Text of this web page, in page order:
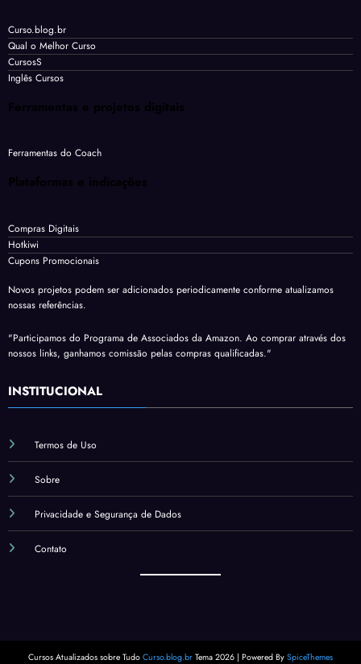
Curso.blog.br
Qual o Melhor Curso
CursosS
Inglês Cursos
Ferramentas e projetos digitais
Ferramentas do Coach
Plataformas e indicações
Compras Digitais
Hotkiwi
Cupons Promocionais
Novos projetos podem ser adicionados periodicamente conforme atualizamos
nossas referências.
"Participamos do Programa de Associados da Amazon. Ao comprar através dos
nossos links, ganhamos comissão pelas compras qualificadas."
INSTITUCIONAL
Termos de Uso
Sobre
Privacidade e Segurança de Dados
Contato
Cursos Atualizados sobre Tudo Curso.blog.br Tema 2026 | Powered By SpiceThemes